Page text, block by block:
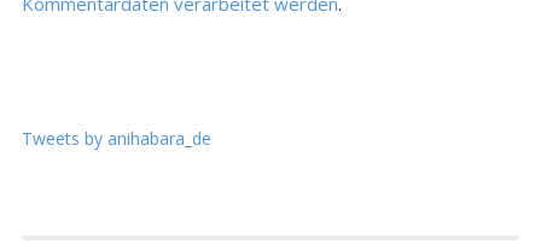
Tweets by anihabara_de